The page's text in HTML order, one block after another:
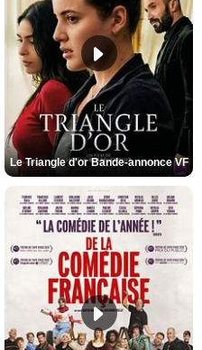
Le Triangle d'or Bande-annonce VF